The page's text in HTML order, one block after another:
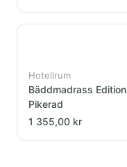
Hotellrum
Bäddmadrass Edition
Pikerad
1 355,00 kr